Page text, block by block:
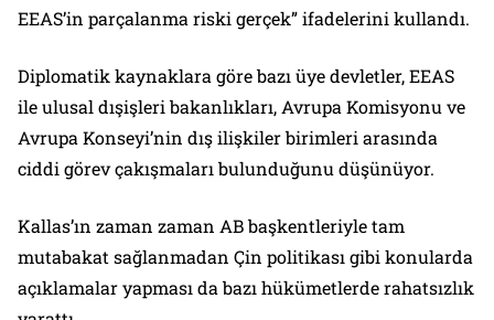
EEAS’in parçalanma riski gerçek” ifadelerini kullandı.
Diplomatik kaynaklara göre bazı üye devletler, EEAS
ile ulusal dışişleri bakanlıkları, Avrupa Komisyonu ve
Avrupa Konseyi’nin dış ilişkiler birimleri arasında
ciddi görev çakışmaları bulunduğunu düşünüyor.
Kallas’ın zaman zaman AB başkentleriyle tam
mutabakat sağlanmadan Çin politikası gibi konularda
açıklamalar yapması da bazı hükümetlerde rahatsızlık